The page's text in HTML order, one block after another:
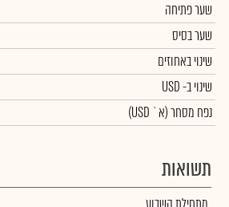
שער פתיחה
שער בסיס
שינוי באחוזים
שינויב- USD
נפח מסחר(א` USD)
תשואות